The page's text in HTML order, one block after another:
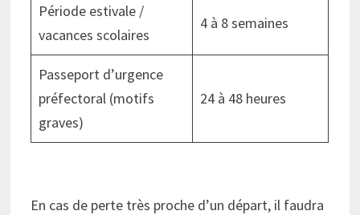
Période estivale /
vacances scolaires
4 à 8 semaines
Passeport d’urgence
préfectoral (motifs
graves)
24 à 48 heures
En cas de perte très proche d’un départ, il faudra